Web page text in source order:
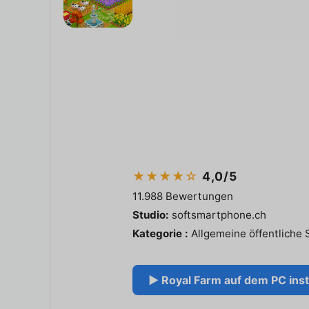
★★★★☆4,0/5
11.988 Bewertungen
Studio: softsmartphone.ch
Kategorie : Allgemeine öffentliche
▶ Royal Farm auf dem PC